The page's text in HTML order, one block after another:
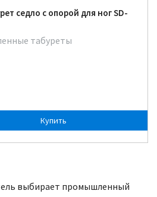
седло с опорой для ног SD-
табуреты
выбирает промышленный